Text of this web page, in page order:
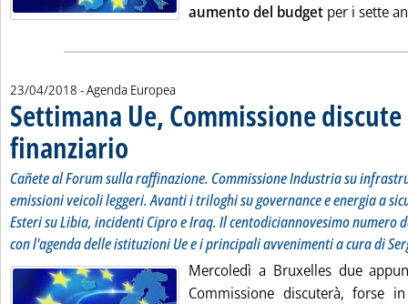
aumento del budget per i sette
23/04/2018 - Agenda Europea
Settimana Ue, Commissione
finanziario
Cañete al Forum sulla raffinazione. Commissione Industria su
emissioni veicoli leggeri. Avanti i triloghi su governance e energia a
Esteri su Libia, incidenti Cipro e Iraq. Il centodiciannovesimo numero
con l'agenda delle istituzioni Ue e i principali avvenimenti a cura di
Mercoledì a Bruxelles due
Commissione discuterà, forse